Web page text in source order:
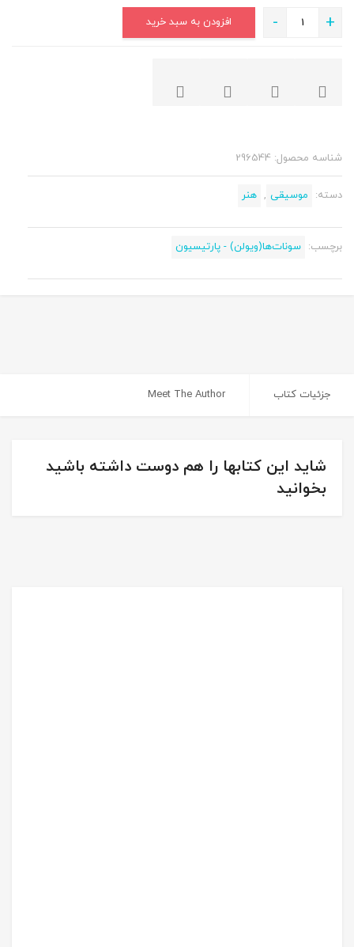
+
- افزودن به سبد خرید
شناسه محصول: 296544
دسته: موسیقی , هنر
برچسب: سونات‌ها(ویولن) - پارتیسیون
جزئیات کتاب Meet The Author
شاید این کتابها را هم دوست داشته باشید
بخوانید